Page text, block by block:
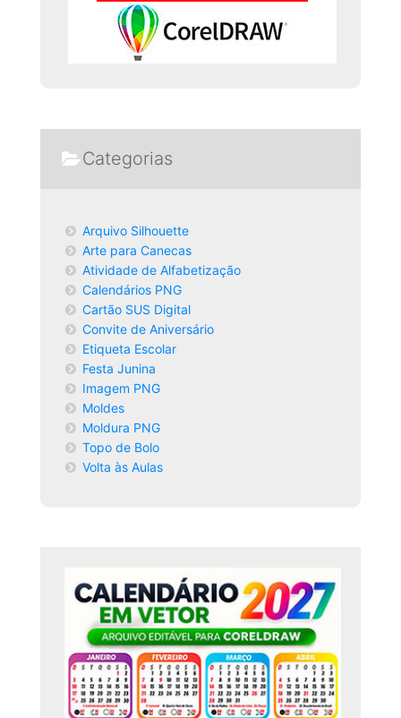
Categorias
Arquivo Silhouette
Arte para Canecas
Atividade de Alfabetização
Calendários PNG
Cartão SUS Digital
Convite de Aniversário
Etiqueta Escolar
Festa Junina
Imagem PNG
Moldes
Moldura PNG
Topo de Bolo
Volta às Aulas